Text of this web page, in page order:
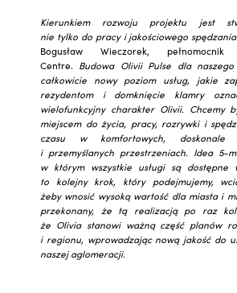
Kierunkiem rozwoju projektu jest
nie tylko do pracy i jakościowego
Bogusław Wieczorek,
Centre. Budowa Olivii Pulse dla
całkowicie nowy poziom usług, jakie
rezydentom i domknięcie klamry
wielofunkcyjny charakter Olivii. Chcemy
miejscem do życia, pracy, rozrywki i
czasu w komfortowych, doskonale
i przemyślanych przestrzeniach. Idea 5-
w którym wszystkie usługi są dostępne
to kolejny krok, który podejmujemy,
żeby wnosić wysoką wartość dla miasta i
przekonany, że tą realizacją po raz
że Olivia stanowi ważną część planów
i regionu, wprowadzając nową jakość do
naszej aglomeracji.